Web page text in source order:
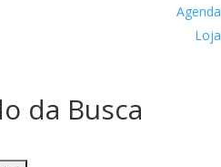
Agenda
Loja
da Busca